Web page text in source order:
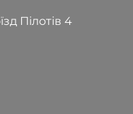
Пілотів 4